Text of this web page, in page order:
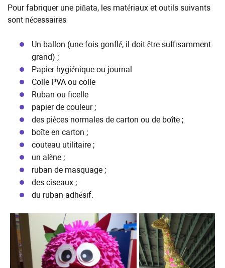
Pour fabriquer une piñata, les matériaux et outils suivants
sont nécessaires
Un ballon (une fois gonflé, il doit être suffisamment
grand) ;
Papier hygiénique ou journal
Colle PVA ou colle
Ruban ou ficelle
papier de couleur ;
des pièces normales de carton ou de boîte ;
boîte en carton ;
couteau utilitaire ;
un alène ;
ruban de masquage ;
des ciseaux ;
du ruban adhésif.